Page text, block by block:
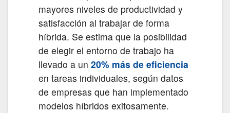
mayores niveles de productividad y
satisfacción al trabajar de forma
híbrida. Se estima que la posibilidad
de elegir el entorno de trabajo ha
llevado a un 20% más de eficiencia
en tareas individuales, según datos
de empresas que han implementado
modelos híbridos exitosamente.